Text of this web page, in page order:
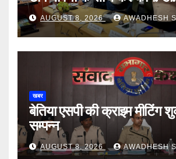
AUGUST 8, 2026 AWADHESH
खबर
बेतिया एसपी की क्राइम मीटिंग
सम्पन्न
AUGUST 8, 2026 AWADHESH